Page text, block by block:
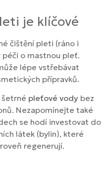
je klíčové
čištění pleti (ráno i
o mastnou pleť.
lépe vstřebávat
přípravků.
šetrné pleťové vody bez
Nezapomínejte také
se hodí investovat do
látek (bylin), které
regenerují.